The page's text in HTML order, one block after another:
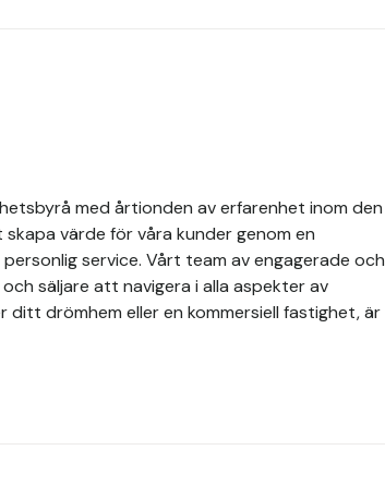
med årtionden av erfarenhet inom den
värde för våra kunder genom en
service. Vårt team av engagerade och
säljare att navigera i alla aspekter av
drömhem eller en kommersiell fastighet, är